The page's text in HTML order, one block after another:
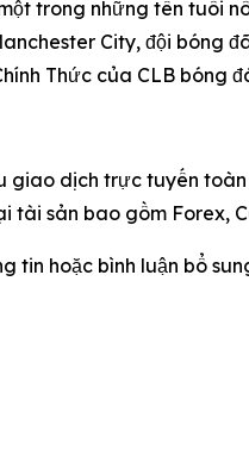
trong những tên tuổi
City, đội bóng
Thức của CLB bóng
giao dịch trực tuyến
tài sản bao gồm Forex,
tin hoặc bình luận bổ